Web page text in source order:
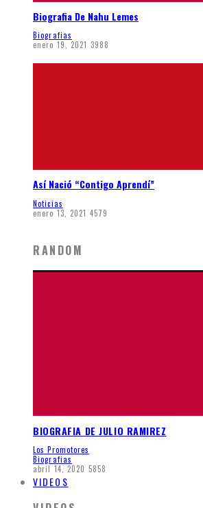
Biografia De Nahu Lemes
Biografias
enero 19, 2021 3988
Así Nació “Contigo Aprendí”
Noticias
enero 13, 2021 4579
RANDOM
BIOGRAFIA DE JULIO RAMIREZ
Los Promotores
Biografias
abril 14, 2020 5858
VIDEOS